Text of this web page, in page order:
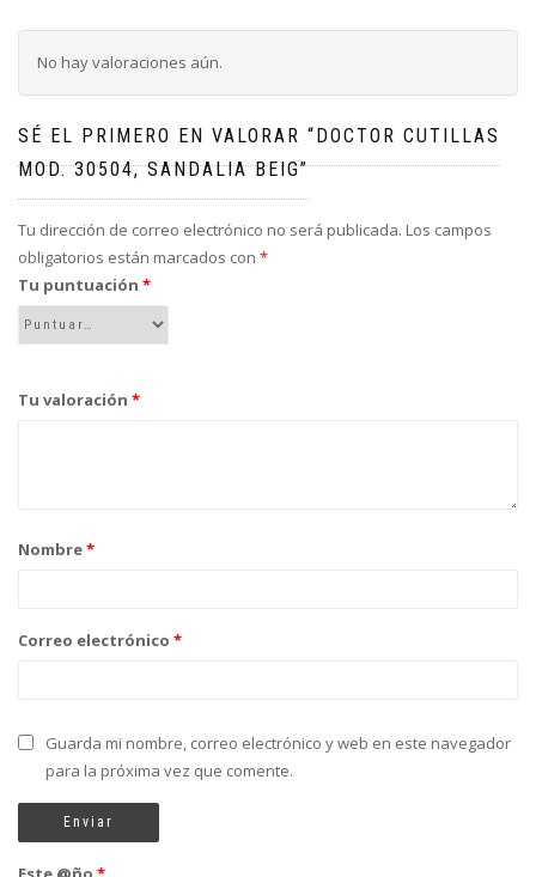
No hay valoraciones aún.
SÉ EL PRIMERO EN VALORAR “DOCTOR CUTILLAS
MOD. 30504, SANDALIA BEIG”
Tu dirección de correo electrónico no será publicada. Los campos
obligatorios están marcados con *
Tu puntuación *
Tu valoración *
Nombre*
Correo electrónico *
Guarda mi nombre, correo electrónico y web en este navegador
para la próxima vez que comente.